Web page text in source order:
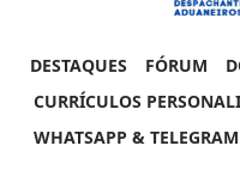
DESTAQUES FÓRUM
CURRÍCULOS
WHATSAPP & TELEGRAM